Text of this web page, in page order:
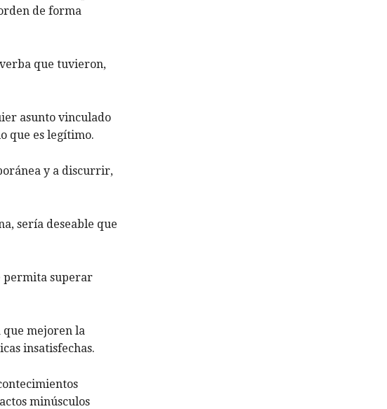
de forma
que tuvieron,
asunto vinculado
que es legítimo.
y a discurrir,
sería deseable que
permita superar
que mejoren la
insatisfechas.
minúsculos